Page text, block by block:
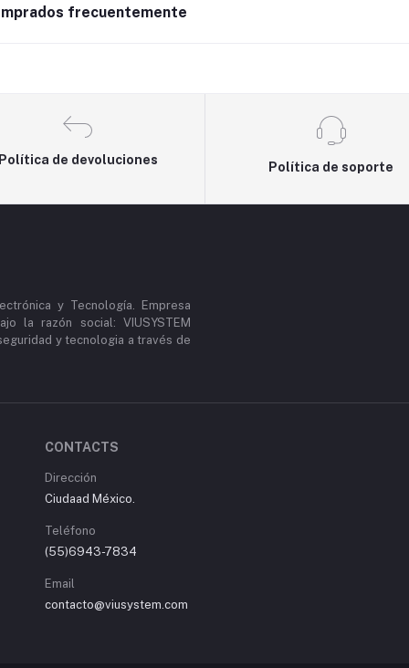
frecuentemente
Política de devoluciones
Política de soporte
y Tecnología. Empresa
la razón social: VIUSYSTEM
y tecnologia a través de
CONTACTS
Dirección
Ciudaad México.
Teléfono
(55)6943-7834
Email
contacto@viusystem.com